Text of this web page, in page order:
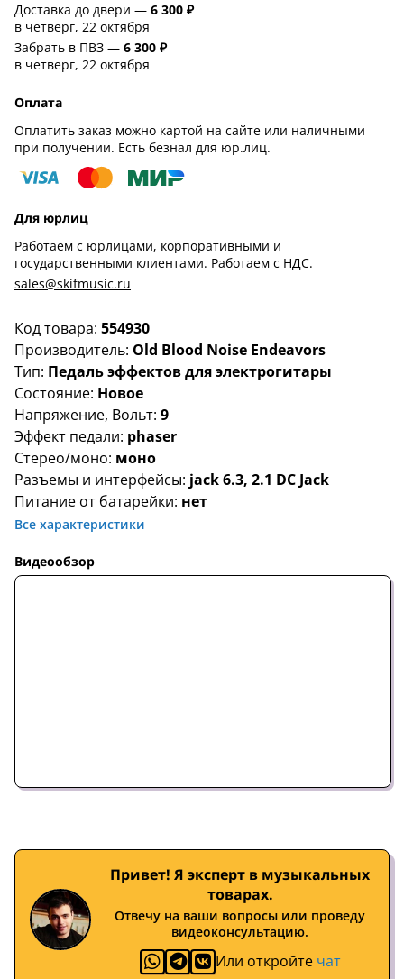
Код товара: 554930
Производитель: Old Blood Noise Endeavors
Тип: Педаль эффектов для электрогитары
Состояние: Новое
Напряжение, Вольт: 9
Эффект педали: phaser
Стерео/моно: моно
Разъемы и интерфейсы: jack 6.3, 2.1 DC Jack
Питание от батарейки: нет
Все характеристики
Видеообзор
Доставка до двери — 6 300 ₽
в четверг, 22 октября
Забрать в ПВЗ — 6 300 ₽
в четверг, 22 октября
Оплата
Оплатить заказ можно картой на сайте или наличными
при получении. Есть безнал для юр.лиц.
Для юрлиц
Работаем с юрлицами, корпоративными и
государственными клиентами. Работаем с НДС.
sales@skifmusic.ru
Привет! Я эксперт в музыкальных
товарах.
Отвечу на ваши вопросы или проведу
видеоконсультацию.
Или откройте чат